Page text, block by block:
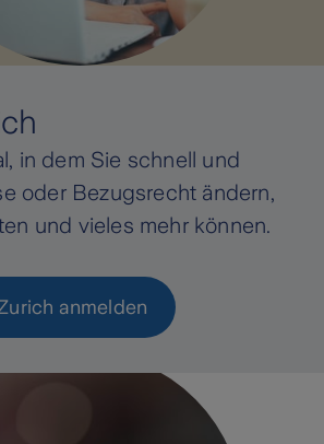
in dem Sie schnell und
oder Bezugsrecht ändern,
und vieles mehr können.
anmelden